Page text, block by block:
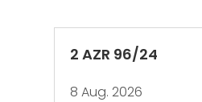
2 AZR 96/24
8 Aug. 2026